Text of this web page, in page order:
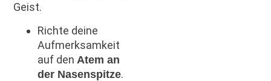
Geist.
Richte deine
Aufmerksamkeit
auf den Atem an
der Nasenspitze.